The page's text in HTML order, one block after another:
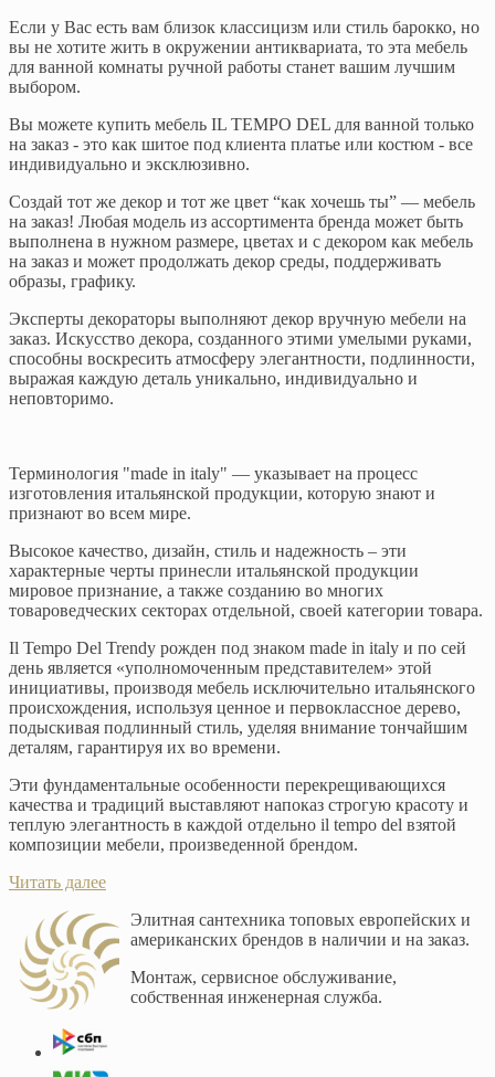
Если у Вас есть вам близок классицизм или стиль барокко, но
вы не хотите жить в окружении антиквариата, то эта мебель
для ванной комнаты ручной работы станет вашим лучшим
выбором.
Вы можете купить мебель IL TEMPO DEL для ванной только
на заказ - это как шитое под клиента платье или костюм - все
индивидуально и эксклюзивно.
Создай тот же декор и тот же цвет “как хочешь ты” — мебель
на заказ! Любая модель из ассортимента бренда может быть
выполнена в нужном размере, цветах и с декором как мебель
на заказ и может продолжать декор среды, поддерживать
образы, графику.
Эксперты декораторы выполняют декор вручную мебели на
заказ. Искусство декора, созданного этими умелыми руками,
способны воскресить атмосферу элегантности, подлинности,
выражая каждую деталь уникально, индивидуально и
неповторимо.
Терминология "made in italy" — указывает на процесс
изготовления итальянской продукции, которую знают и
признают во всем мире.
Высокое качество, дизайн, стиль и надежность – эти
характерные черты принесли итальянской продукции
мировое признание, а также созданию во многих
товароведческих секторах отдельной, своей категории товара.
Il Tempo Del Trendy рожден под знаком made in italy и по сей
день является «уполномоченным представителем» этой
инициативы, производя мебель исключительно итальянского
происхождения, используя ценное и первоклассное дерево,
подыскивая подлинный стиль, уделяя внимание тончайшим
деталям, гарантируя их во времени.
Эти фундаментальные особенности перекрещивающихся
качества и традиций выставляют напоказ строгую красоту и
теплую элегантность в каждой отдельно il tempo del взятой
композиции мебели, произведенной брендом.
Читать далее
Элитная сантехника топовых европейских и
американских брендов в наличии и на заказ.
Монтаж, сервисное обслуживание,
собственная инженерная служба.